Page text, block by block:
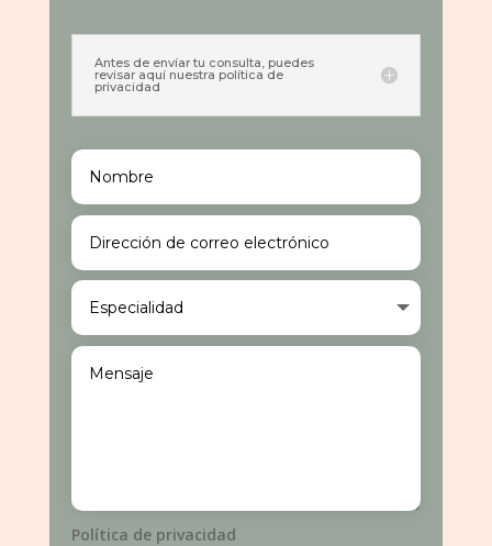
Antes de envíar tu consulta, puedes
revisar aquí nuestra política de
privacidad
Política de privacidad